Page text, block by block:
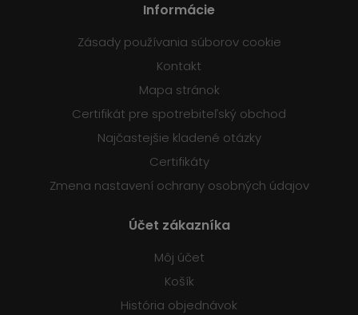
Informácie
Zásady používania súborov cookie
Kontakt
Mapa stránok
Certifikát pre spotrebiteľský obchod
Najčastejšie kladené otázky
Certifikáty
Zmena nastavení ochrany osobných údajov
Účet zákazníka
Môj účet
Košík
História objednávok